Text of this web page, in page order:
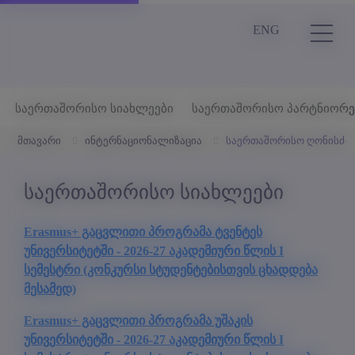
ENG
საერთაშორისო სიახლეები საერთაშორისო
მთავარი ინტერნაციონალიზაცია საერთაშორისო
საერთაშორისო სიახლეები
Erasmus+ გაცვლითი პროგრამა ტვენტეს
უნივერსიტეტში - 2026-27 აკადემიური წლის I
სემესტრი (კონკურსი სტუდენტებისთვის ცხადდება
მესამედ)
Erasmus+ გაცვლითი პროგრამა უშაკის
უნივერსიტეტში - 2026-27 აკადემიური წლის I